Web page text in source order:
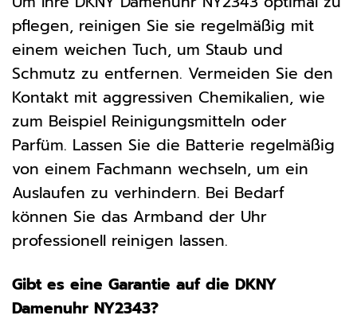
pflegen, reinigen Sie sie regelmäßig mit
einem weichen Tuch, um Staub und
Schmutz zu entfernen. Vermeiden Sie den
Kontakt mit aggressiven Chemikalien, wie
zum Beispiel Reinigungsmitteln oder
Parfüm. Lassen Sie die Batterie regelmäßig
von einem Fachmann wechseln, um ein
Auslaufen zu verhindern. Bei Bedarf
können Sie das Armband der Uhr
professionell reinigen lassen.
Gibt es eine Garantie auf die DKNY
Damenuhr NY2343?